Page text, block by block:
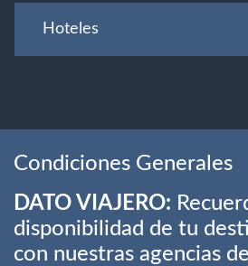
Hoteles
Condiciones Generales
DATO VIAJERO:
disponibilidad de tu
con nuestras agencias de